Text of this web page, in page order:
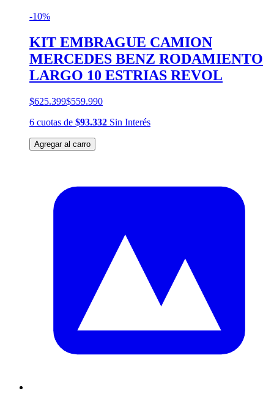
-10%
KIT EMBRAGUE CAMION
MERCEDES BENZ RODAMIENTO
LARGO 10 ESTRIAS REVOL
$625.399$559.990
6 cuotas de $93.332 Sin Interés
Agregar al carro